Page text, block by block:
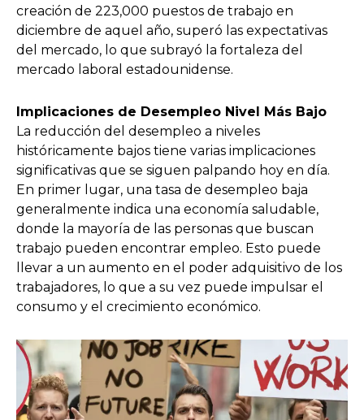
creación de 223,000 puestos de trabajo en
diciembre de aquel año, superó las expectativas
del mercado, lo que subrayó la fortaleza del
mercado laboral estadounidense.
Implicaciones de Desempleo Nivel Más Bajo
La reducción del desempleo a niveles
históricamente bajos tiene varias implicaciones
significativas que se siguen palpando hoy en día.
En primer lugar, una tasa de desempleo baja
generalmente indica una economía saludable,
donde la mayoría de las personas que buscan
trabajo pueden encontrar empleo. Esto puede
llevar a un aumento en el poder adquisitivo de los
trabajadores, lo que a su vez puede impulsar el
consumo y el crecimiento económico.